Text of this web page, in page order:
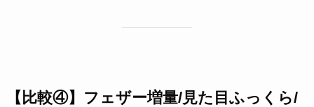
【比較④】フェザー増量/見た目ふっくら/